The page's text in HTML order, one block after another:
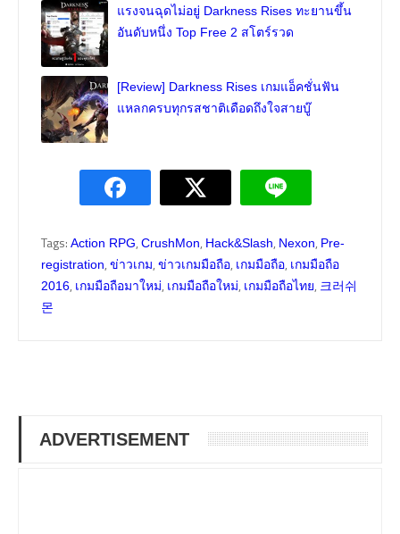
แรงจนฉุดไม่อยู่ Darkness Rises ทะยานขึ้น
อันดับหนึ่ง Top Free 2 สโตร์รวด
[Review] Darkness Rises เกมแอ็คชั่นฟัน
แหลกครบทุกรสชาติเดือดถึงใจสายบู๊
Tags: Action RPG, CrushMon, Hack&Slash, Nexon, Pre-
registration, ข่าวเกม, ข่าวเกมมือถือ, เกมมือถือ, เกมมือถือ
2016, เกมมือถือมาใหม่, เกมมือถือใหม่, เกมมือถือไทย, 크러쉬
몬
ADVERTISEMENT